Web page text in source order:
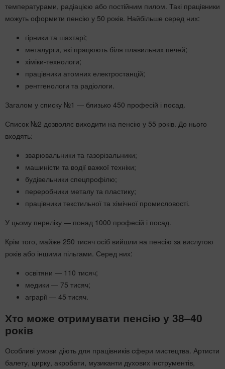
температурами, радіацією або постійним пилом. Такі працівники
можуть оформити пенсію у 50 років. Найбільше серед них:
гірники та шахтарі;
металурги, які працюють біля плавильних печей;
хіміки-технологи;
працівники атомних електростанцій;
рентгенологи та радіологи.
Загалом у списку №1 — близько 450 професій і посад.
Список №2 дозволяє виходити на пенсію у 55 років. До нього
входять:
зварювальники та газорізальники;
машиністи та водії важкої техніки;
будівельники спецпрофілю;
переробники металу та пластику;
працівники текстильної та хімічної промисловості.
У цьому переліку — понад 1000 професій і посад.
Крім того, майже 250 тисяч осіб вийшли на пенсію за вислугою
років або іншими пільгами. Серед них:
освітяни — 110 тисяч;
медики — 75 тисяч;
аграрії — 45 тисяч.
Хто може отримувати пенсію у 38–40
років
Особливі умови діють для працівників сфери мистецтва. Артисти
балету, цирку, акробати, музиканти духових інструментів,